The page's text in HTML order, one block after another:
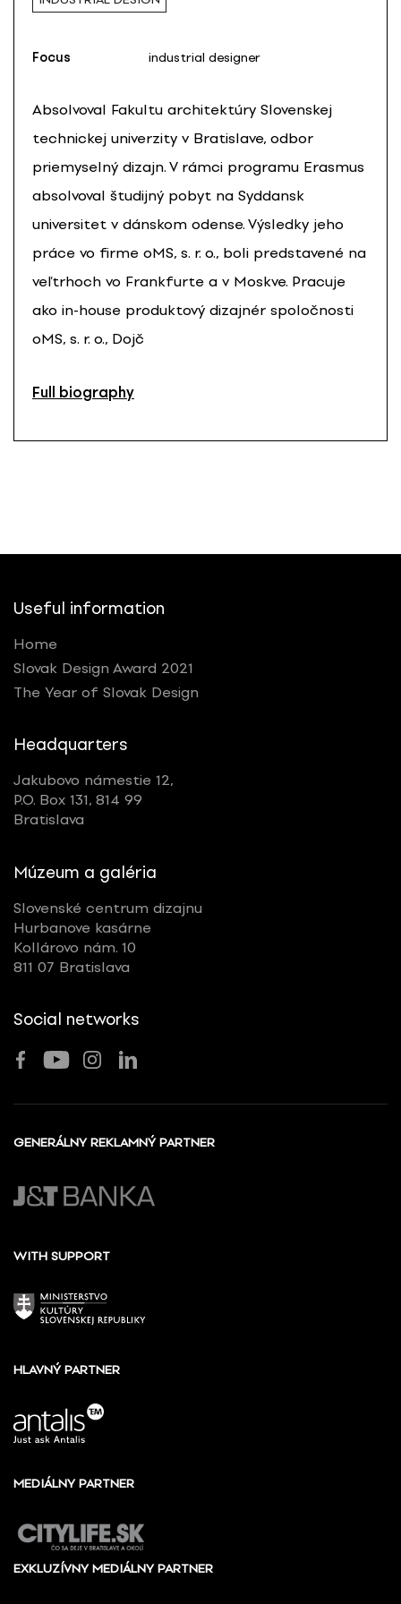
Focus industrial designer
Absolvoval Fakultu architektúry Slovenskej
technickej univerzity v Bratislave, odbor
priemyselný dizajn. V rámci programu Erasmus
absolvoval študijný pobyt na Syddansk
universitet v dánskom odense. Výsledky jeho
práce vo firme oMS, s. r. o., boli predstavené na
veľtrhoch vo Frankfurte a v Moskve. Pracuje
ako in-house produktový dizajnér spoločnosti
oMS, s. r. o., Dojč
Full biography
Useful information
Home
Slovak Design Award 2021
The Year of Slovak Design
Headquarters
Jakubovo námestie 12,
P.O. Box 131, 814 99
Bratislava
Múzeum a galéria
Slovenské centrum dizajnu
Hurbanove kasárne
Kollárovo nám. 10
811 07 Bratislava
Social networks
GENERÁLNY REKLAMNÝ PARTNER
WITH SUPPORT
HLAVNÝ PARTNER
MEDIÁLNY PARTNER
EXKLUZÍVNY MEDIÁLNY PARTNER